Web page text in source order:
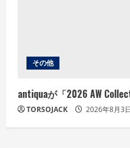
その他
antiquaが「2026 AW
TORSOJACK 2026年8月3日